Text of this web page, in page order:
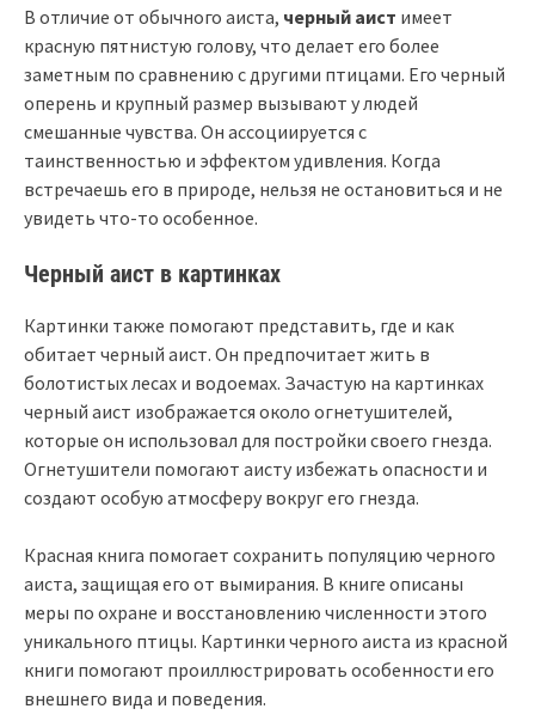
В отличие от обычного аиста, черный аист имеет
красную пятнистую голову, что делает его более
заметным по сравнению с другими птицами. Его черный
оперень и крупный размер вызывают у людей
смешанные чувства. Он ассоциируется с
таинственностью и эффектом удивления. Когда
встречаешь его в природе, нельзя не остановиться и не
увидеть что-то особенное.
Черный аист в картинках
Картинки также помогают представить, где и как
обитает черный аист. Он предпочитает жить в
болотистых лесах и водоемах. Зачастую на картинках
черный аист изображается около огнетушителей,
которые он использовал для постройки своего гнезда.
Огнетушители помогают аисту избежать опасности и
создают особую атмосферу вокруг его гнезда.
Красная книга помогает сохранить популяцию черного
аиста, защищая его от вымирания. В книге описаны
меры по охране и восстановлению численности этого
уникального птицы. Картинки черного аиста из красной
книги помогают проиллюстрировать особенности его
внешнего вида и поведения.